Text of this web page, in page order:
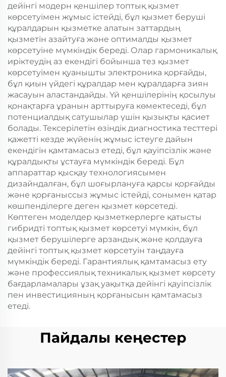
дейінгі модерн қеншілер топтық қызмет
көрсетуімен жұмыс істейді, бұл қызмет беруші
құралдарын қызметке алатын заттардың
қызметін азайтуға және оптималды қызмет
көрсетуіне мүмкіндік береді. Олар гармоникалық
иріктеудің аз екендігі бойынша тез қызмет
көрсетуімен қуанышты электроника қорғайды,
бұл қиын үйдегі құралдар мен құралдарға зиян
жасауын аластандайды. Үй қеншілерінің қосылуы
қонақтарға ұранын арттыруға көмектеседі, бұл
потенциалдық сатушылар үшін қызықты қасиет
болады. Тексерілетін өзіндік диагностика тесттері
қажетті кезде жүйенің жұмыс істеуге дайын
екендігін қамтамасыз етеді, бұл қауіпсізлік және
құралдықты ұстауға мүмкіндік береді. Бұл
аппараттар қысқау технологиясымен
дизайндалған, бұл шоғырлануға қарсы қорғайды
және қорғаныссыз жұмыс істейді, сонымен қатар
көшпенділерге деген қызмет көрсетеді.
Көптеген моделдер қызметкерлерге қатысты
гибридті топтық қызмет көрсетуі мүмкін, бұл
қызмет берушілерге арзандық және қолдауға
дейінгі топтық қызмет көрсетуін таңдауға
мүмкіндік береді. Гарантиялық қамтамасыз ету
және профессиялық техникалық қызмет көрсету
бағдарламалары ұзақ уақытқа дейінгі қауіпсізлік
пен инвестицияның қорғанысын қамтамасыз
етеді.
Пайдалы кеңестер